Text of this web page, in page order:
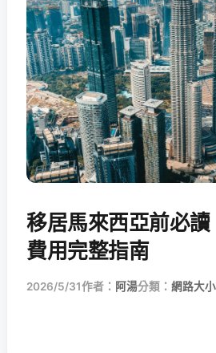
移居馬來西亞前必
費用完整指南
2026/5/31作者： 阿湯分類： 網路大